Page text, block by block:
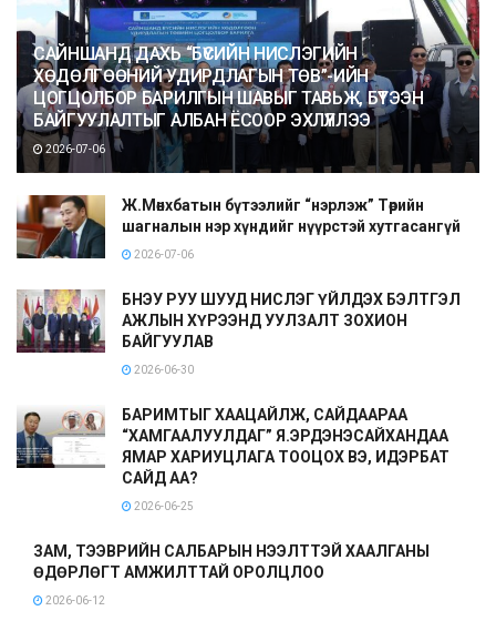
САЙНШАНД ДАХЬ “БҮСИЙН НИСЛЭГИЙН
ХӨДӨЛГӨӨНИЙ УДИРДЛАГЫН ТӨВ”-ИЙН
ЦОГЦОЛБОР БАРИЛГЫН ШАВЫГ ТАВЬЖ, БҮТЭЭН
БАЙГУУЛАЛТЫГ АЛБАН ЁСООР ЭХЛҮҮЛЛЭЭ
2026-07-06
Ж.Мөнхбатын бүтээлийг “нэрлэж” Төрийн
шагналын нэр хүндийг нүүрстэй хутгасангүй
2026-07-06
БНЭУ РУУ ШУУД НИСЛЭГ ҮЙЛДЭХ БЭЛТГЭЛ
АЖЛЫН ХҮРЭЭНД УУЛЗАЛТ ЗОХИОН
БАЙГУУЛАВ
2026-06-30
БАРИМТЫГ ХААЦАЙЛЖ, САЙДААРАА
“ХАМГААЛУУЛДАГ” Я.ЭРДЭНЭСАЙХАНДАА
ЯМАР ХАРИУЦЛАГА ТООЦОХ ВЭ, ИДЭРБАТ
САЙД АА?
2026-06-25
ЗАМ, ТЭЭВРИЙН САЛБАРЫН НЭЭЛТТЭЙ ХААЛГАНЫ
ӨДӨРЛӨГТ АМЖИЛТТАЙ ОРОЛЦЛОО
2026-06-12